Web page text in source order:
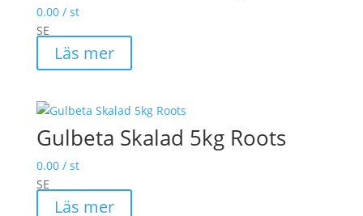
0.00/ st
SE
Läs mer
Gulbeta Skalad 5kg Roots
0.00/ st
SE
Läs mer